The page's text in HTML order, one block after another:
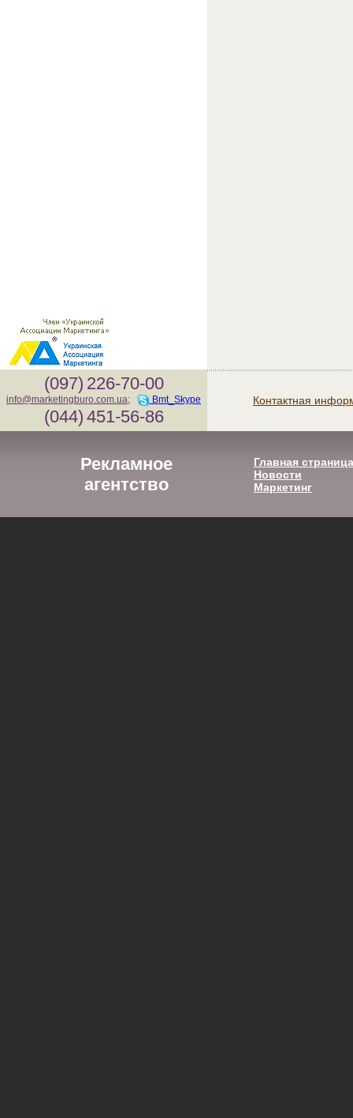
(097) 226-70-00
info@marketingburo.com.ua; Bmt_Skype
(044) 451-56-86
Контактная
Рекламное
агентство
Главная страница
Новости
Маркетинг